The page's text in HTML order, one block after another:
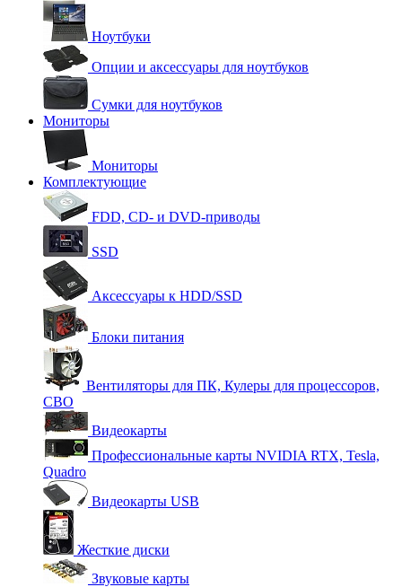
Ноутбуки
Опции и аксессуары для ноутбуков
Сумки для ноутбуков
Мониторы
Мониторы
Комплектующие
FDD, CD- и DVD-приводы
SSD
Аксессуары к HDD/SSD
Блоки питания
Вентиляторы для ПК, Кулеры для процессоров,
СВО
Видеокарты
Профессиональные карты NVIDIA RTX, Tesla,
Quadro
Видеокарты USB
Жесткие диски
Звуковые карты